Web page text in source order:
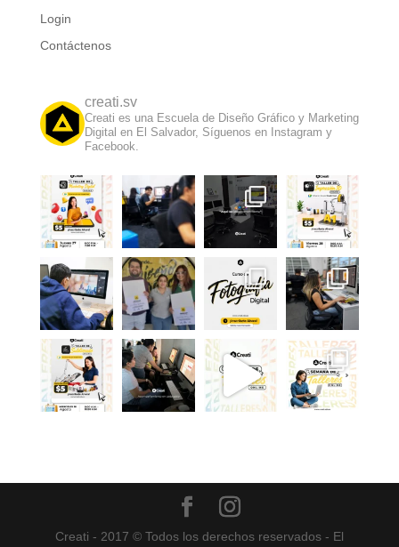
Login
Contáctenos
creati.sv
Creati es una Escuela de Diseño Gráfico y Marketing
Digital en El Salvador, Síguenos en Instagram y
Facebook.
Creati - 2017 © Todos los derechos reservados - El